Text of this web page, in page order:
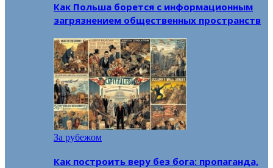
Как Польша борется с информационным
загрязнением общественных пространств
За рубежом
Как построить веру без бога: пропаганда,